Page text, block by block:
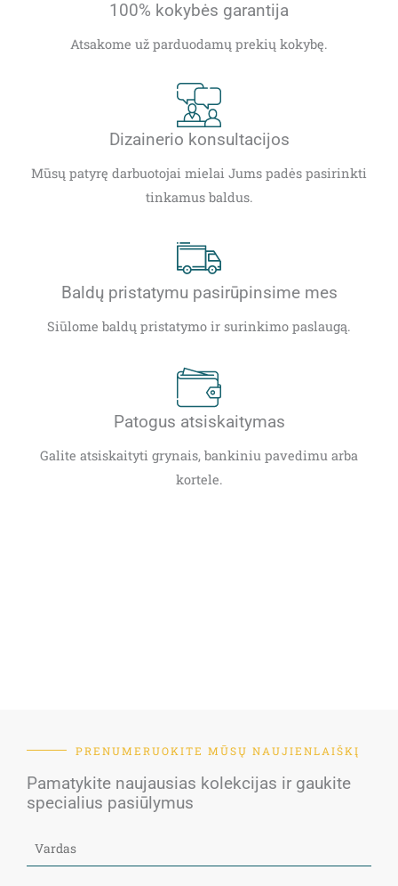
100% kokybės garantija
Atsakome už parduodamų prekių kokybę.
Dizainerio konsultacijos
Mūsų patyrę darbuotojai mielai Jums padės pasirinkti
tinkamus baldus.
Baldų pristatymu pasirūpinsime mes
Siūlome baldų pristatymo ir surinkimo paslaugą.
Patogus atsiskaitymas
Galite atsiskaityti grynais, bankiniu pavedimu arba
kortele.
PRENUMERUOKITE MŪSŲ NAUJIENLAIŠKĮ
Pamatykite naujausias kolekcijas ir gaukite
specialius pasiūlymus